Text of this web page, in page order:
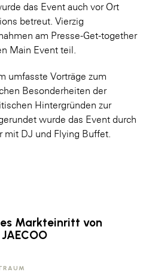
das Event auch vor Ort
betreut. Vierzig
am Presse-Get-together
Main Event teil.
umfasste Vorträge zum
Besonderheiten der
Hintergründen zur
wurde das Event durch
mit DJ und Flying Buffet.
Markteinritt von